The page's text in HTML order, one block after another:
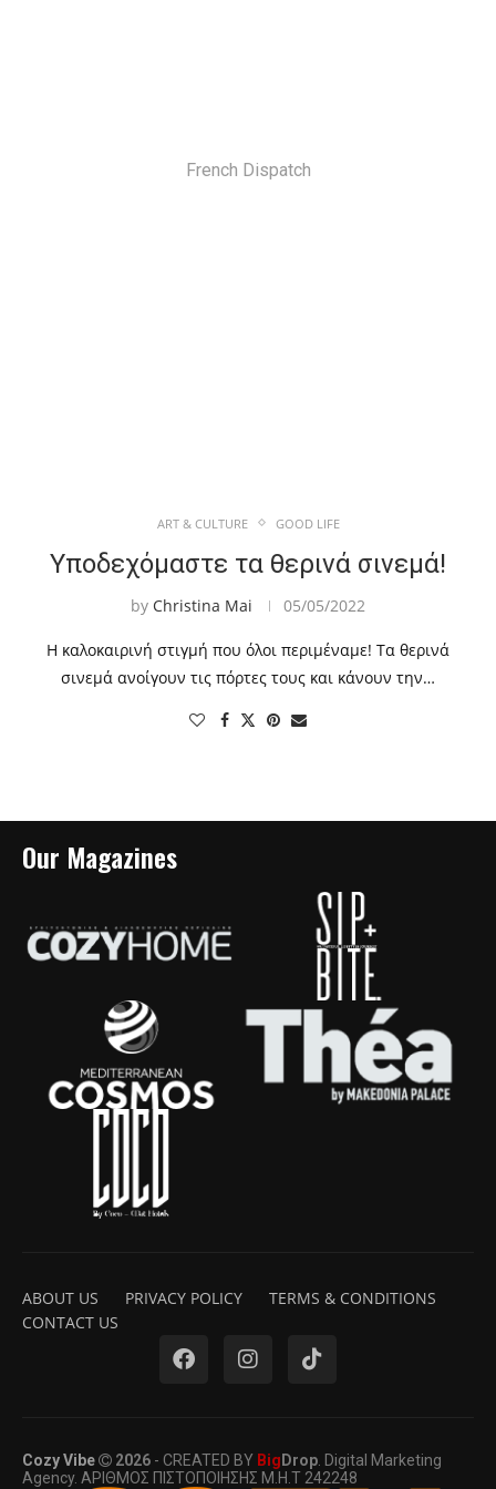
French Dispatch
ART & CULTURE GOOD LIFE
Υποδεχόμαστε τα θερινά σινεμά!
by Christina Mai 05/05/2022
Η καλοκαιρινή στιγμή που όλοι περιμέναμε! Τα θερινά
σινεμά ανοίγουν τις πόρτες τους και κάνουν την…
Our Magazines
ABOUT US PRIVACY POLICY
TERMS & CONDITIONS
CONTACT US
Cozy Vibe 2026 - CREATED BY BigDrop . Digital Marketing
Agency. ΑΡΙΘΜΟΣ ΠΙΣΤΟΠΟΙΗΣΗΣ Μ.Η.Τ 242248